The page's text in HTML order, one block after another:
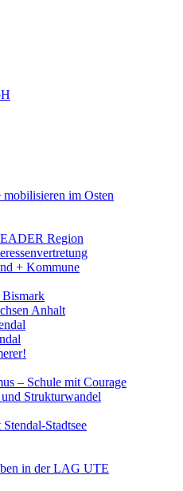
im Osten
Region
+ Kommune
Bismark
Anhalt
– Schule mit Courage
Strukturwandel
Stadtsee
in der LAG UTE